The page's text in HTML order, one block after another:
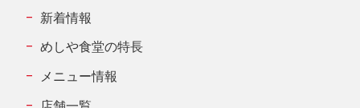
新着情報
めしや食堂の特長
メニュー情報